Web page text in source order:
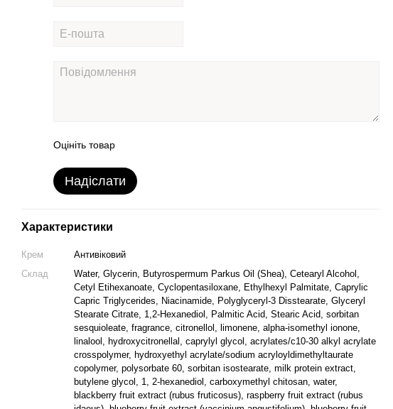
Оцініть товар
Надіслати
Характеристики
Крем
Антивіковий
Склад
Water, Glycerin, Butyrospermum Parkus Oil (Shea), Cetearyl Alcohol,
Cetyl Etihexanoate, Cyclopentasiloxane, Ethylhexyl Palmitate, Caprylic
Capric Triglycerides, Niacinamide, Polyglyceryl-3 Disstearate, Glyceryl
Stearate Citrate, 1,2-Hexanediol, Palmitic Acid, Stearic Acid, sorbitan
sesquioleate, fragrance, citronellol, limonene, alpha-isomethyl ionone,
linalool, hydroxycitronellal, caprylyl glycol, acrylates/c10-30 alkyl acrylate
crosspolymer, hydroxyethyl acrylate/sodium acryloyldimethyltaurate
copolymer, polysorbate 60, sorbitan isostearate, milk protein extract,
butylene glycol, 1, 2-hexanediol, carboxymethyl chitosan, water,
blackberry fruit extract (rubus fruticosus), raspberry fruit extract (rubus